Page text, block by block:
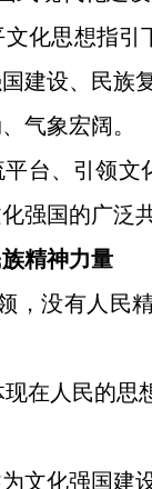
化思想指
建设、民族
气象宏阔。
台、引领
强国的广泛
精神力量
，没有人民
现在人民的
文化强国建